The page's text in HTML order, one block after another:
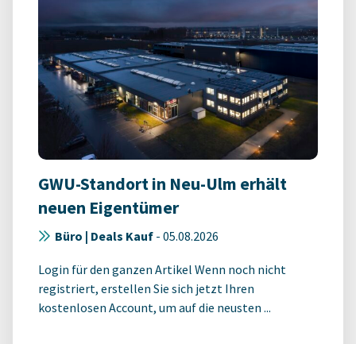
GWU-Standort in Neu-Ulm erhält
neuen Eigentümer
Büro | Deals Kauf - 05.08.2026
Login für den ganzen Artikel Wenn noch nicht
registriert, erstellen Sie sich jetzt Ihren
kostenlosen Account, um auf die neusten ...